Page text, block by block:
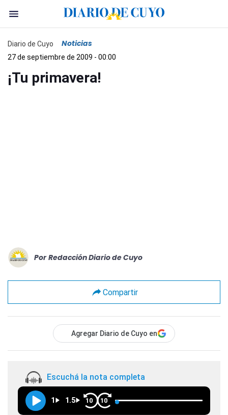
Diario de Cuyo Noticias
27 de septiembre de 2009 - 00:00
¡Tu primavera!
Por Redacción Diario de Cuyo
Compartir
Agregar Diario de Cuyo en
Escuchá la nota completa
1 1.5 10 10